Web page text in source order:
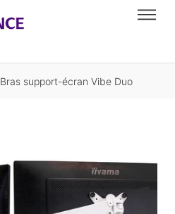
Bras support-écran Vibe Duo